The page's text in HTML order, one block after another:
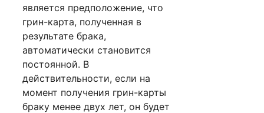
является предположение, что
грин-карта, полученная в
результате брака,
автоматически становится
постоянной. В
действительности, если на
момент получения грин-карты
браку менее двух лет, он будет